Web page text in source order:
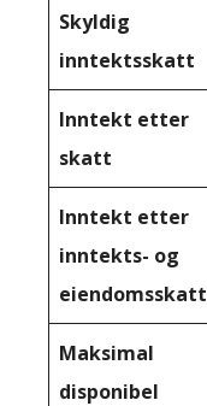
Skyldig
inntektsskatt
Inntekt etter
skatt
Inntekt etter
inntekts- og
eiendomsskatt
Maksimal
disponibel